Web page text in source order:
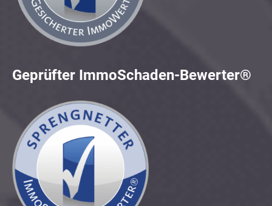
Geprüfter ImmoSchaden-Bewerter®